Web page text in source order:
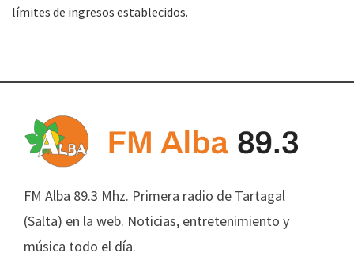
límites de ingresos establecidos.
FM Alba 89.3 Mhz. Primera radio de Tartagal
(Salta) en la web. Noticias, entretenimiento y
música todo el día.